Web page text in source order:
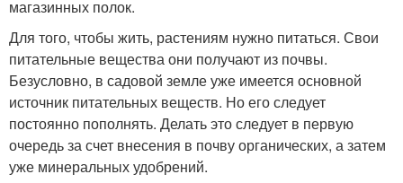
магазинных полок.
Для того, чтобы жить, растениям нужно питаться. Свои
питательные вещества они получают из почвы.
Безусловно, в садовой земле уже имеется основной
источник питательных веществ. Но его следует
постоянно пополнять. Делать это следует в первую
очередь за счет внесения в почву органических, а затем
уже минеральных удобрений.